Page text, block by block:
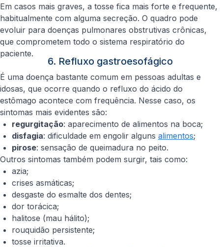
Em casos mais graves, a tosse fica mais forte e frequente,
habitualmente com alguma secreção. O quadro pode
evoluir para doenças pulmonares obstrutivas crônicas,
que comprometem todo o sistema respiratório do
paciente.
6. Refluxo gastroesofágico
É uma doença bastante comum em pessoas adultas e
idosas, que ocorre quando o refluxo do ácido do
estômago acontece com frequência. Nesse caso, os
sintomas mais evidentes são:
regurgitação: aparecimento de alimentos na boca;
disfagia: dificuldade em engolir alguns alimentos;
pirose: sensação de queimadura no peito.
Outros sintomas também podem surgir, tais como:
azia;
crises asmáticas;
desgaste do esmalte dos dentes;
dor torácica;
halitose (mau hálito);
rouquidão persistente;
tosse irritativa.